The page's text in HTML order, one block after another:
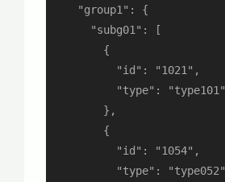
    "group1": {
      "subg01": [
        {
          "id": "1021",
          "type": "type101"
        },
        {
          "id": "1054",
          "type": "type052"